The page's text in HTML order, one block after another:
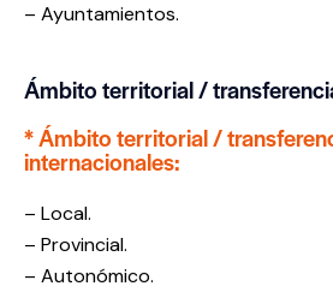
– Ayuntamientos.
Ámbito territorial /
* Ámbito territorial /
internacionales:
– Local.
– Provincial.
– Autonómico.